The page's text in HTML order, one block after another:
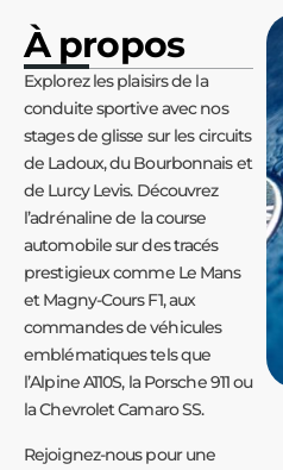
À propos
Explorez les plaisirs de la
conduite sportive avec nos
stages de glisse sur les circuits
de Ladoux, du Bourbonnais et
de Lurcy Levis. Découvrez
l’adrénaline de la course
automobile sur des tracés
prestigieux comme Le Mans
et Magny-Cours F1, aux
commandes de véhicules
emblématiques tels que
l’Alpine A110S, la Porsche 911 ou
la Chevrolet Camaro SS.
Rejoignez-nous pour une